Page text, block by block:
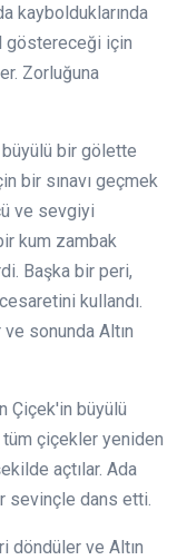
kaybolduklarında
göstereceği için
Zorluğuna
büyülü bir gölette
bir sınavı geçmek
ve sevgiyi
kum zambak
Başka bir peri,
kullandı.
sonunda Altın
Çiçek'in büyülü
çiçekler yeniden
açtılar. Ada
sevinçle dans etti.
döndüler ve Altın